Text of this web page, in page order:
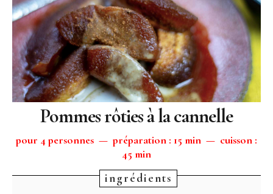
Pommes rôties à la cannelle
pour 4 personnes — préparation : 15 min — cuisson :
45 min